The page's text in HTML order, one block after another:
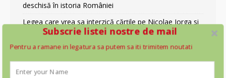
deschisă în istoria României
Legea care vrea sa interzică cărțile pe Nicolae Iorga si
pe Mihai Eminescu. Se reîntoarce cenzura
URMĂREȘTE-NE PE FACEBOOK
Subscrie listei nostre de mail
Pentru a ramane in legatura sa putem sa iti trimitem noutati